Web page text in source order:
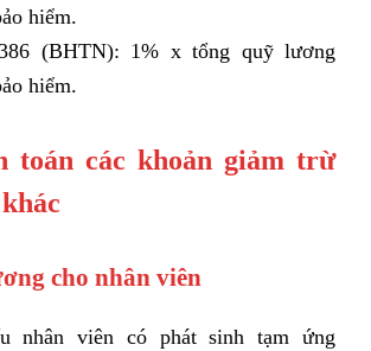
hiểm.
(BHTN): 1% x tổng quỹ lương
hiểm.
toán các khoản giảm trừ
cho nhân viên
nhân viên có phát sinh tạm ứng